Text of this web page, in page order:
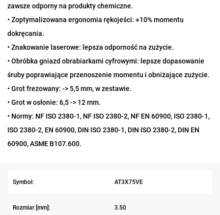
zawsze odporny na produkty chemiczne.
• Zoptymalizowana ergonomia rękojeści: +10% momentu
dokręcania.
• Znakowanie laserowe: lepsza odporność na zużycie.
• Obróbka gniazd obrabiarkami cyfrowymi: lepsze dopasowanie
śruby poprawiające przenoszenie momentu i obniżające zużycie.
• Grot frezowany: -> 5,5 mm, w zestawie.
• Grot w osłonie: 6,5 -> 12 mm.
• Normy: NF ISO 2380-1, NF ISO 2380-2, NF EN 60900, ISO 2380-1,
ISO 2380-2, EN 60900, DIN ISO 2380-1, DIN ISO 2380-2, DIN EN
60900, ASME B107.600.
Symbol: AT3X75VE
Rozmiar [mm]: 3.50